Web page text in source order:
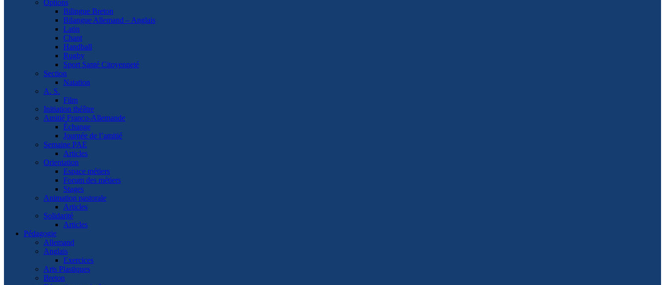
Options
Bilingue Breton
Bilangue Allemand – Anglais
Latin
Chant
Handball
Rugby
Sport Santé Citoyenneté
Section
Natation
A. S.
Film
Initiation théâtre
Amitié Franco-Allemande
Échange
Journée de l’amitié
Semaine PAE
Articles
Orientation
Espace métiers
Forum des métiers
Stages
Animation pastorale
Articles
Solidarité
Articles
Pédagogie
Allemand
Anglais
Exercices
Arts Plastiques
Breton